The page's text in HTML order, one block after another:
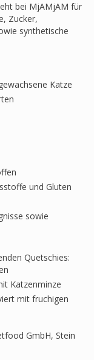
bei MjAMjAM für
Zucker,
synthetische
Katze
und Gluten
sowie
Quetschies:
Katzenminze
mit fruchigen
GmbH, Stein